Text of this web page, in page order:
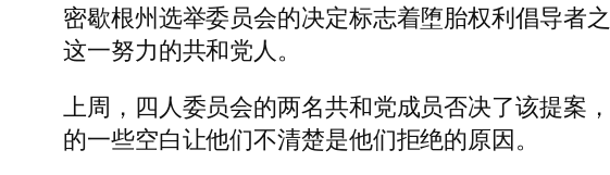
密歇根州选举委员会的决定标志着堕胎权利倡导者
这一努力的共和党人。
上周，四人委员会的两名共和党成员否决了该提案
的一些空白让他们不清楚是他们拒绝的原因。